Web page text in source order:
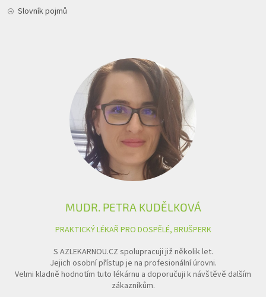
Slovník pojmů
MUDR. PETRA KUDĚLKOVÁ
PRAKTICKÝ LÉKAŘ PRO DOSPĚLÉ, BRUŠPERK
S AZLEKARNOU.CZ spolupracuji již několik let.
Jejich osobní přístup je na profesionální úrovni.
Velmi kladně hodnotím tuto lékárnu a doporučuji k návštěvě dalším
zákazníkům.